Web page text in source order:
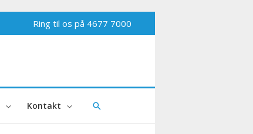
Ring til os på 4677 7000
Kontakt Søg